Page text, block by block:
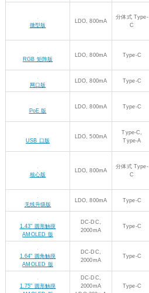
微型版
LDO, 800mA
分体式 Type-
C
RGB 矩阵版
LDO, 800mA Type-C
网口版
LDO, 800mA Type-C
PoE 版
LDO, 800mA Type-C
USB 口版
LDO, 500mA
Type-C,
Type-A
核心版
LDO, 800mA
分体式 Type-
C
无线升级版
LDO, 800mA Type-C
1.43" 圆形触摸
AMOLED 版
DC-DC,
2000mA
Type-C
1.64" 圆角触摸
AMOLED 版
DC-DC,
2000mA
Type-C
1.75" 圆形触摸
DC-DC,
2000mA
Type-C